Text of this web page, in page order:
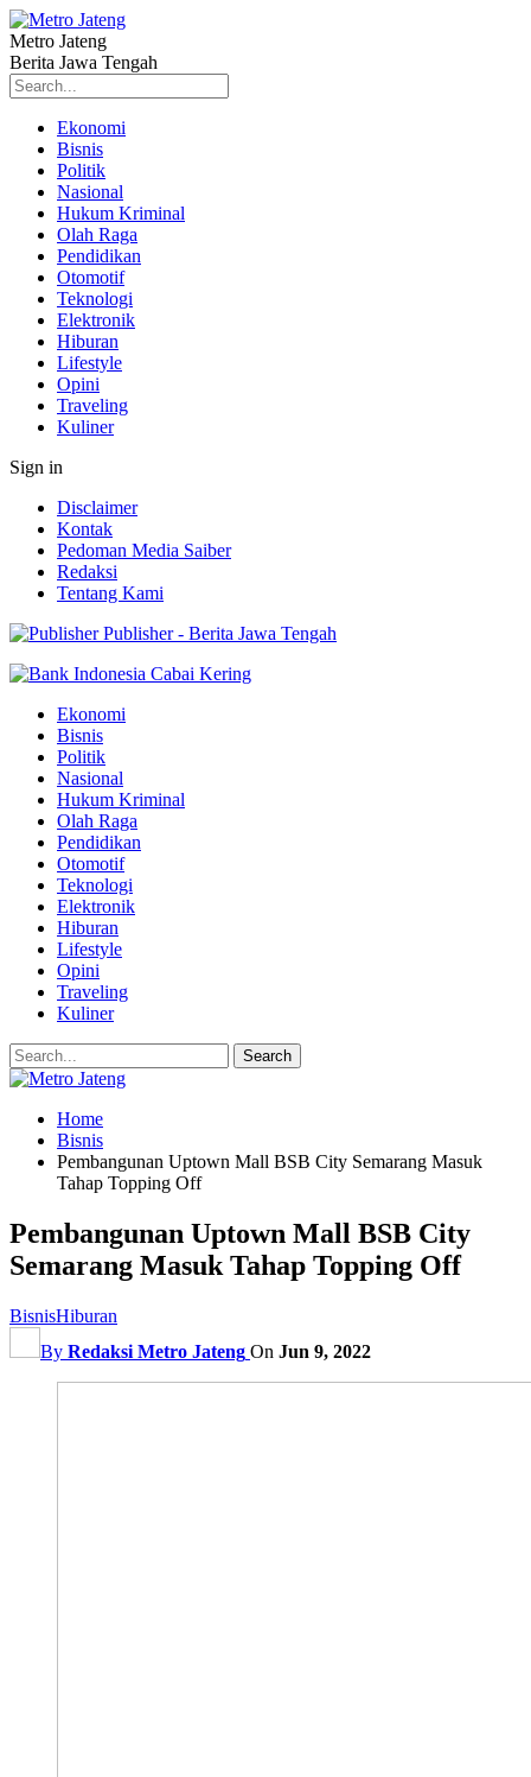
Metro Jateng
Berita Jawa Tengah
Ekonomi
Bisnis
Politik
Nasional
Hukum Kriminal
Olah Raga
Pendidikan
Otomotif
Teknologi
Elektronik
Hiburan
Lifestyle
Opini
Traveling
Kuliner
Sign in
Disclaimer
Kontak
Pedoman Media Saiber
Redaksi
Tentang Kami
Publisher - Berita Jawa Tengah
Ekonomi
Bisnis
Politik
Nasional
Hukum Kriminal
Olah Raga
Pendidikan
Otomotif
Teknologi
Elektronik
Hiburan
Lifestyle
Opini
Traveling
Kuliner
Home
Bisnis
Pembangunan Uptown Mall BSB City Semarang Masuk
Tahap Topping Off
Pembangunan Uptown Mall BSB City
Semarang Masuk Tahap Topping Off
BisnisHiburan
By Redaksi Metro Jateng On Jun 9, 2022